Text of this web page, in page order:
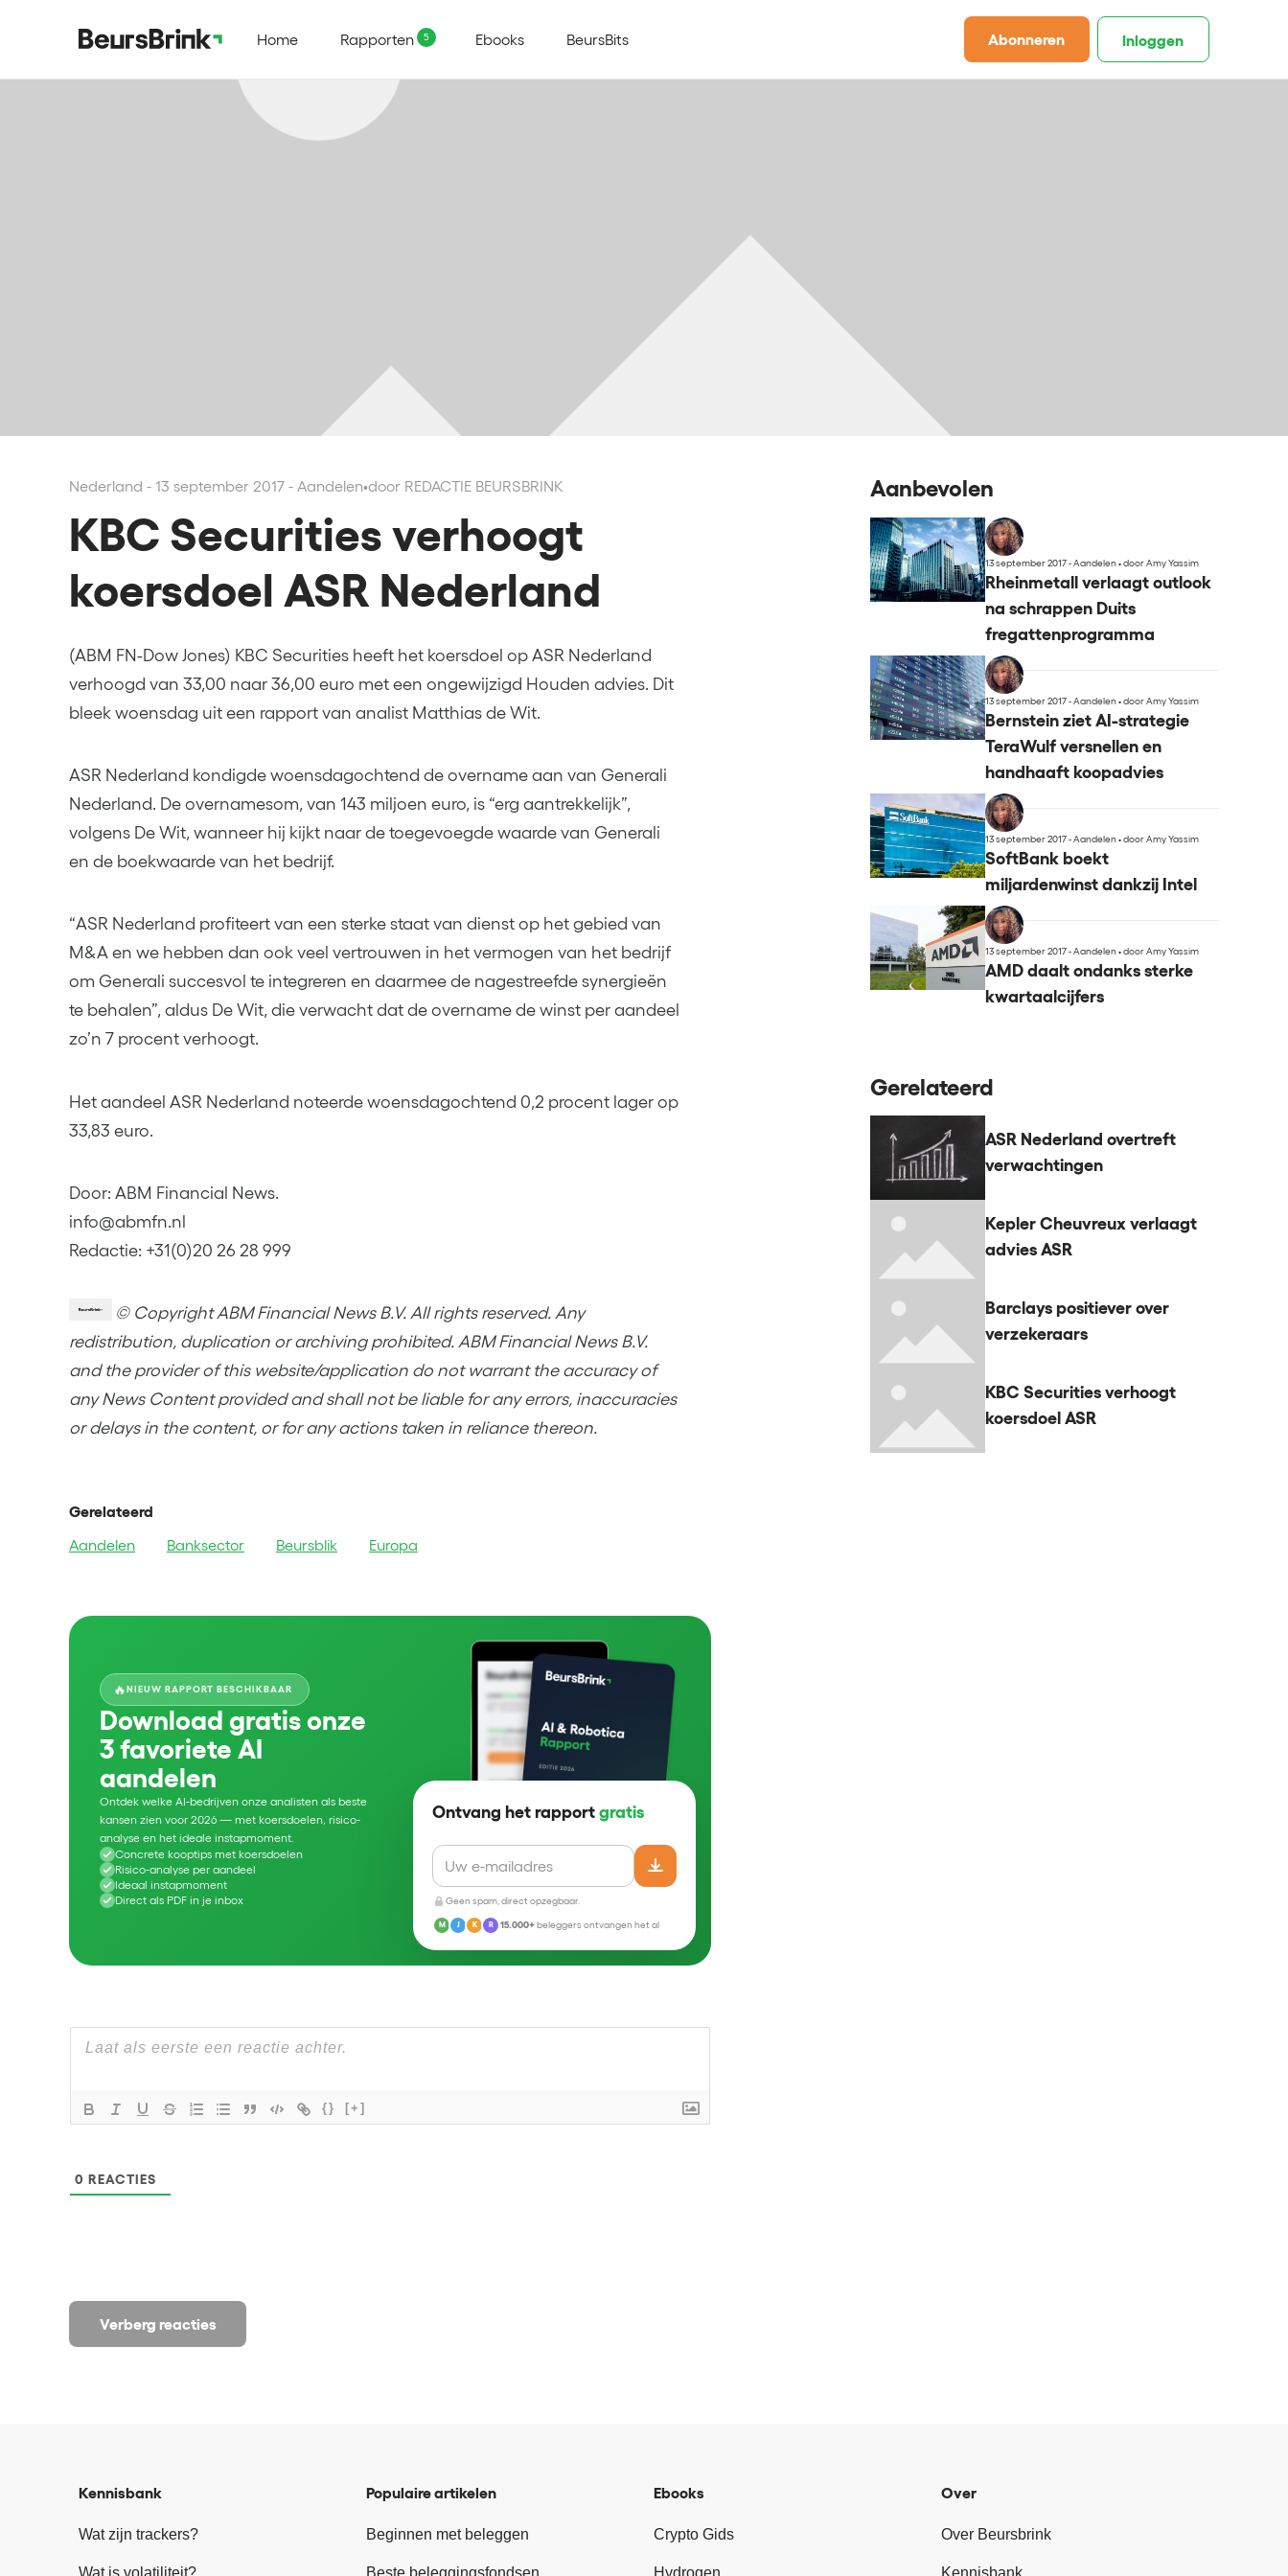
Home Rapporten Ebooks BeursBits Abonneren Inloggen
Nederland - 13 september 2017 - Aandelen•door REDACTIE BEURSBRINK
KBC Securities verhoogt
koersdoel ASR Nederland
(ABM FN-Dow Jones) KBC Securities heeft het koersdoel op ASR Nederland
verhoogd van 33,00 naar 36,00 euro met een ongewijzigd Houden advies. Dit
bleek woensdag uit een rapport van analist Matthias de Wit.
ASR Nederland kondigde woensdagochtend de overname aan van Generali
Nederland. De overnamesom, van 143 miljoen euro, is “erg aantrekkelijk”,
volgens De Wit, wanneer hij kijkt naar de toegevoegde waarde van Generali
en de boekwaarde van het bedrijf.
“ASR Nederland profiteert van een sterke staat van dienst op het gebied van
M&A en we hebben dan ook veel vertrouwen in het vermogen van het bedrijf
om Generali succesvol te integreren en daarmee de nagestreefde synergieën
te behalen”, aldus De Wit, die verwacht dat de overname de winst per aandeel
zo’n 7 procent verhoogt.
Het aandeel ASR Nederland noteerde woensdagochtend 0,2 procent lager op
33,83 euro.
Door: ABM Financial News.
info@abmfn.nl
Redactie: +31(0)20 26 28 999
© Copyright ABM Financial News B.V. All rights reserved. Any
redistribution, duplication or archiving prohibited. ABM Financial News B.V.
and the provider of this website/application do not warrant the accuracy of
any News Content provided and shall not be liable for any errors, inaccuracies
or delays in the content, or for any actions taken in reliance thereon.
Gerelateerd
Aandelen
Banksector Beursblik Europa
🔥NIEUW RAPPORT BESCHIKBAAR
Download gratis onze
3 favoriete AI
aandelen
Ontdek welke AI-bedrijven onze analisten als beste
kansen zien voor 2026 — met koersdoelen, risico-
analyse en het ideale instapmoment.
Concrete kooptips met koersdoelen
Risico-analyse per aandeel
Ideaal instapmoment
Direct als PDF in je inbox
Ontvang het rapport gratis
Geen spam, direct opzegbaar.
M J K R 15.000+beleggers ontvangen het al
Verberg reacties
{} [+]
0 REACTIES
Aanbevolen
13 september 2017 - Aandelen•door Amy Yassim
Rheinmetall verlaagt outlook
na schrappen Duits
fregattenprogramma
13 september 2017 - Aandelen•door Amy Yassim
Bernstein ziet AI-strategie
TeraWulf versnellen en
handhaaft koopadvies
13 september 2017 - Aandelen•door Amy Yassim
SoftBank boekt
miljardenwinst dankzij Intel
13 september 2017 - Aandelen•door Amy Yassim
AMD daalt ondanks sterke
kwartaalcijfers
Gerelateerd
ASR Nederland overtreft
verwachtingen
Kepler Cheuvreux verlaagt
advies ASR
Barclays positiever over
verzekeraars
KBC Securities verhoogt
koersdoel ASR
Kennisbank
Wat zijn trackers?
Wat is volatiliteit?
Populaire artikelen
Beginnen met beleggen
Beste beleggingsfondsen
Ebooks
Crypto Gids
Hydrogen
Over
Over Beursbrink
Kennisbank